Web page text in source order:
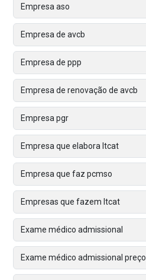
Empresa aso
Empresa de avcb
Empresa de ppp
Empresa de renovação de avcb
Empresa pgr
Empresa que elabora ltcat
Empresa que faz pcmso
Empresas que fazem ltcat
Exame médico admissional
Exame médico admissional preço